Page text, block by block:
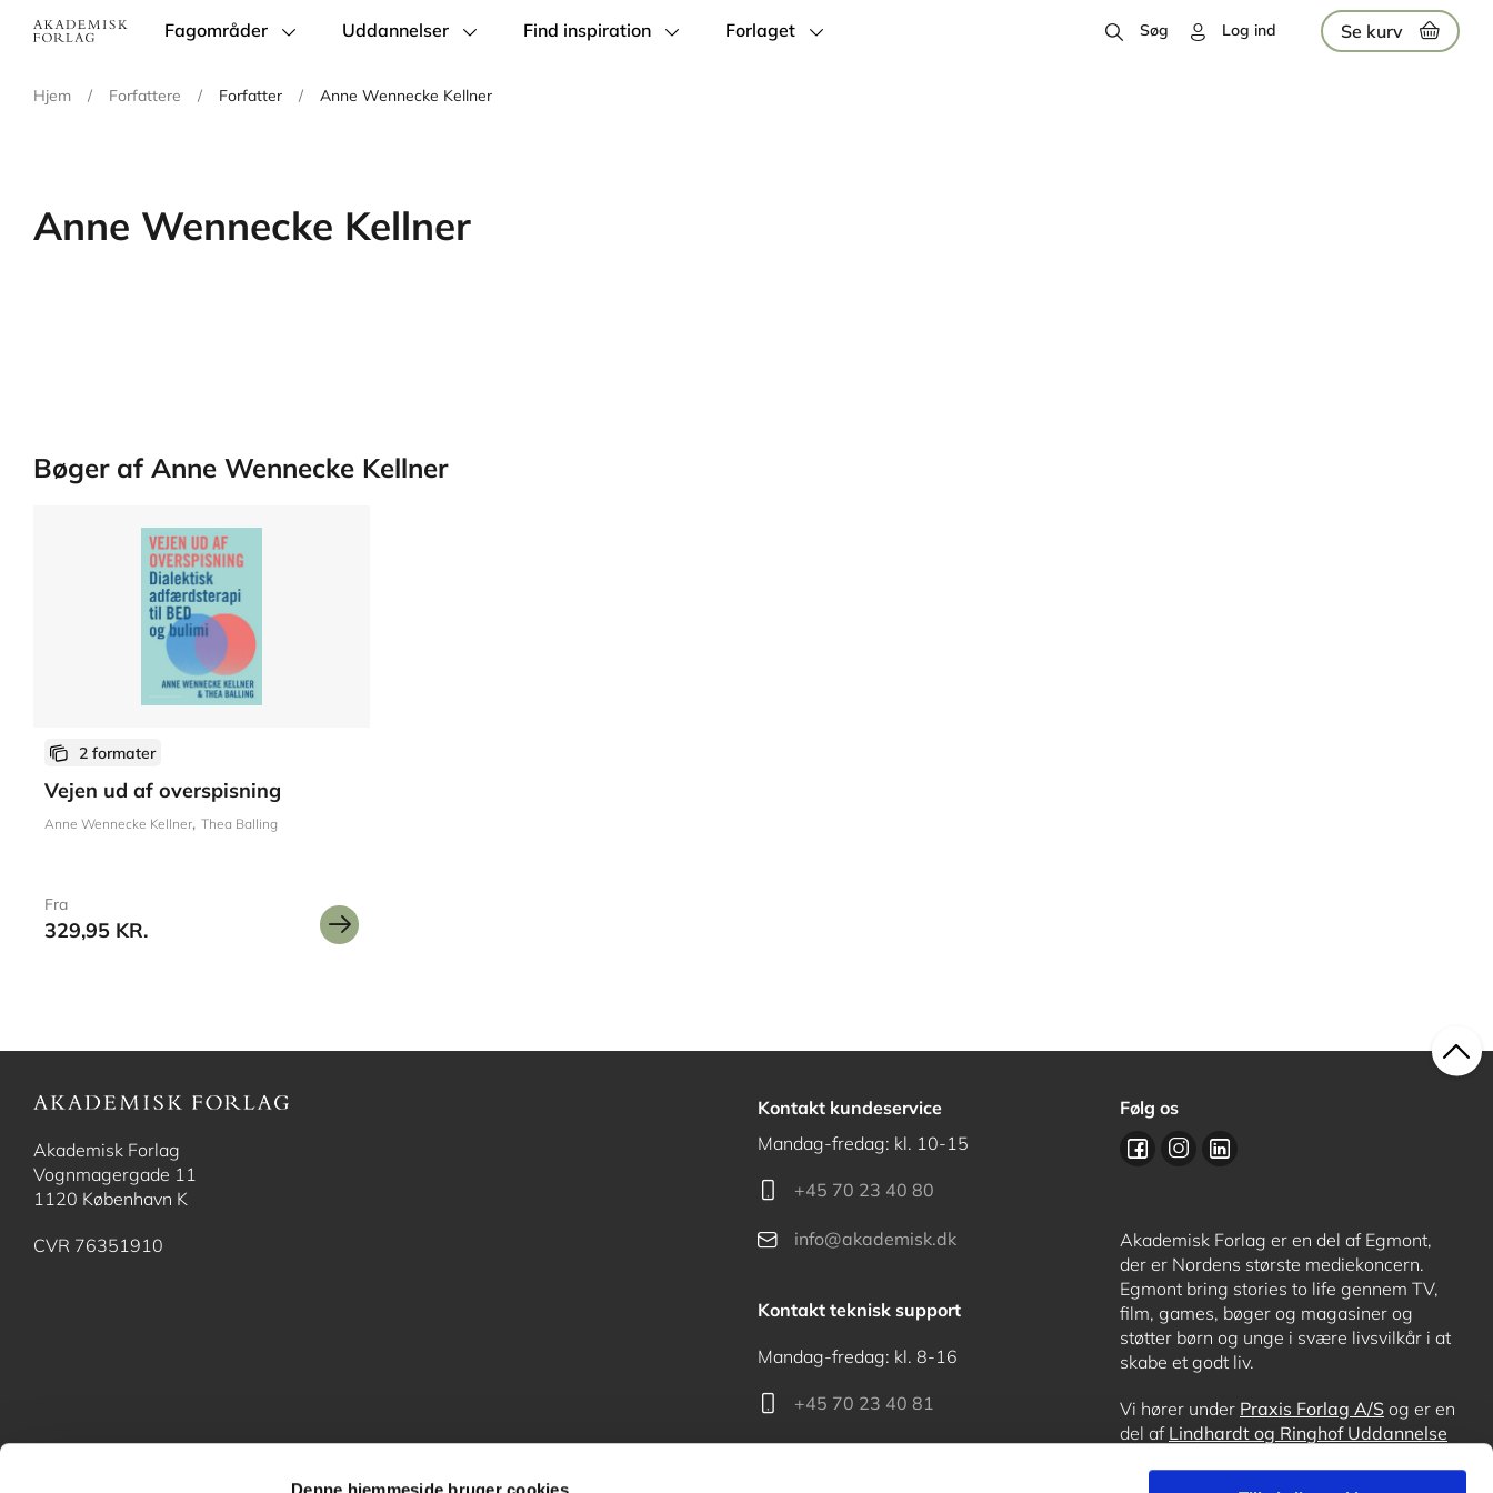
Denne hjemmeside bruger cookies
Main
Fagområder Uddannelser Find inspiration Forlaget Søg Log ind Se kurv
Hjem / Forfattere / Forfatter / Anne Wennecke Kellner
Anne Wennecke Kellner
Bøger af Anne Wennecke Kellner
2 formater
Vejen ud af overspisning
Anne Wennecke Kellner Thea Balling
Fra
329,95 KR.
Akademisk Forlag
Vognmagergade 11
1120 København K
CVR 76351910
Kontakt kundeservice
Mandag-fredag: kl. 10-15
+45 70 23 40 80
info@akademisk.dk
Kontakt teknisk support
Mandag-fredag: kl. 8-16
+45 70 23 40 81
Følg os
Akademisk Forlag er en del af Egmont,
der er Nordens største mediekoncern.
Egmont bring stories to life gennem TV,
film, games, bøger og magasiner og
støtter børn og unge i svære livsvilkår i at
skabe et godt liv.
Vi hører under Praxis Forlag A/S og er en
del af Lindhardt og Ringhof Uddannelse